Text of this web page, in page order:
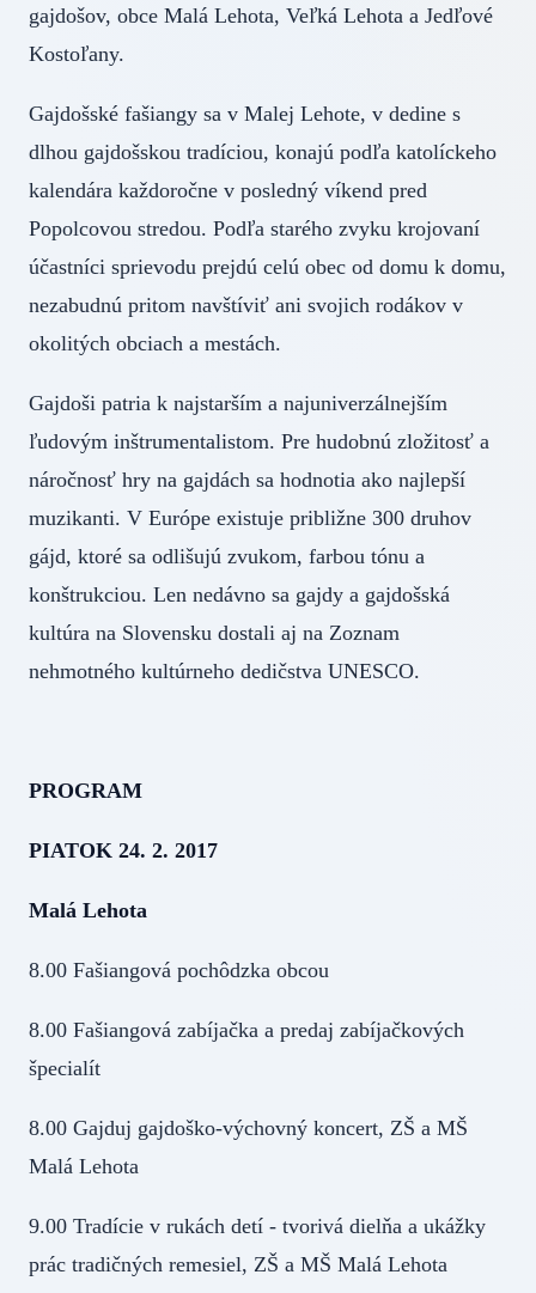
gajdošov, obce Malá Lehota, Veľká Lehota a Jedľové
Kostoľany.
Gajdošské fašiangy sa v Malej Lehote, v dedine s
dlhou gajdošskou tradíciou, konajú podľa katolíckeho
kalendára každoročne v posledný víkend pred
Popolcovou stredou. Podľa starého zvyku krojovaní
účastníci sprievodu prejdú celú obec od domu k domu,
nezabudnú pritom navštíviť ani svojich rodákov v
okolitých obciach a mestách.
Gajdoši patria k najstarším a najuniverzálnejším
ľudovým inštrumentalistom. Pre hudobnú zložitosť a
náročnosť hry na gajdách sa hodnotia ako najlepší
muzikanti. V Európe existuje približne 300 druhov
gájd, ktoré sa odlišujú zvukom, farbou tónu a
konštrukciou. Len nedávno sa gajdy a gajdošská
kultúra na Slovensku dostali aj na Zoznam
nehmotného kultúrneho dedičstva UNESCO.
PROGRAM
PIATOK 24. 2. 2017
Malá Lehota
8.00 Fašiangová pochôdzka obcou
8.00 Fašiangová zabíjačka a predaj zabíjačkových
špecialít
8.00 Gajduj gajdoško-výchovný koncert, ZŠ a MŠ
Malá Lehota
9.00 Tradície v rukách detí - tvorivá dielňa a ukážky
prác tradičných remesiel, ZŠ a MŠ Malá Lehota